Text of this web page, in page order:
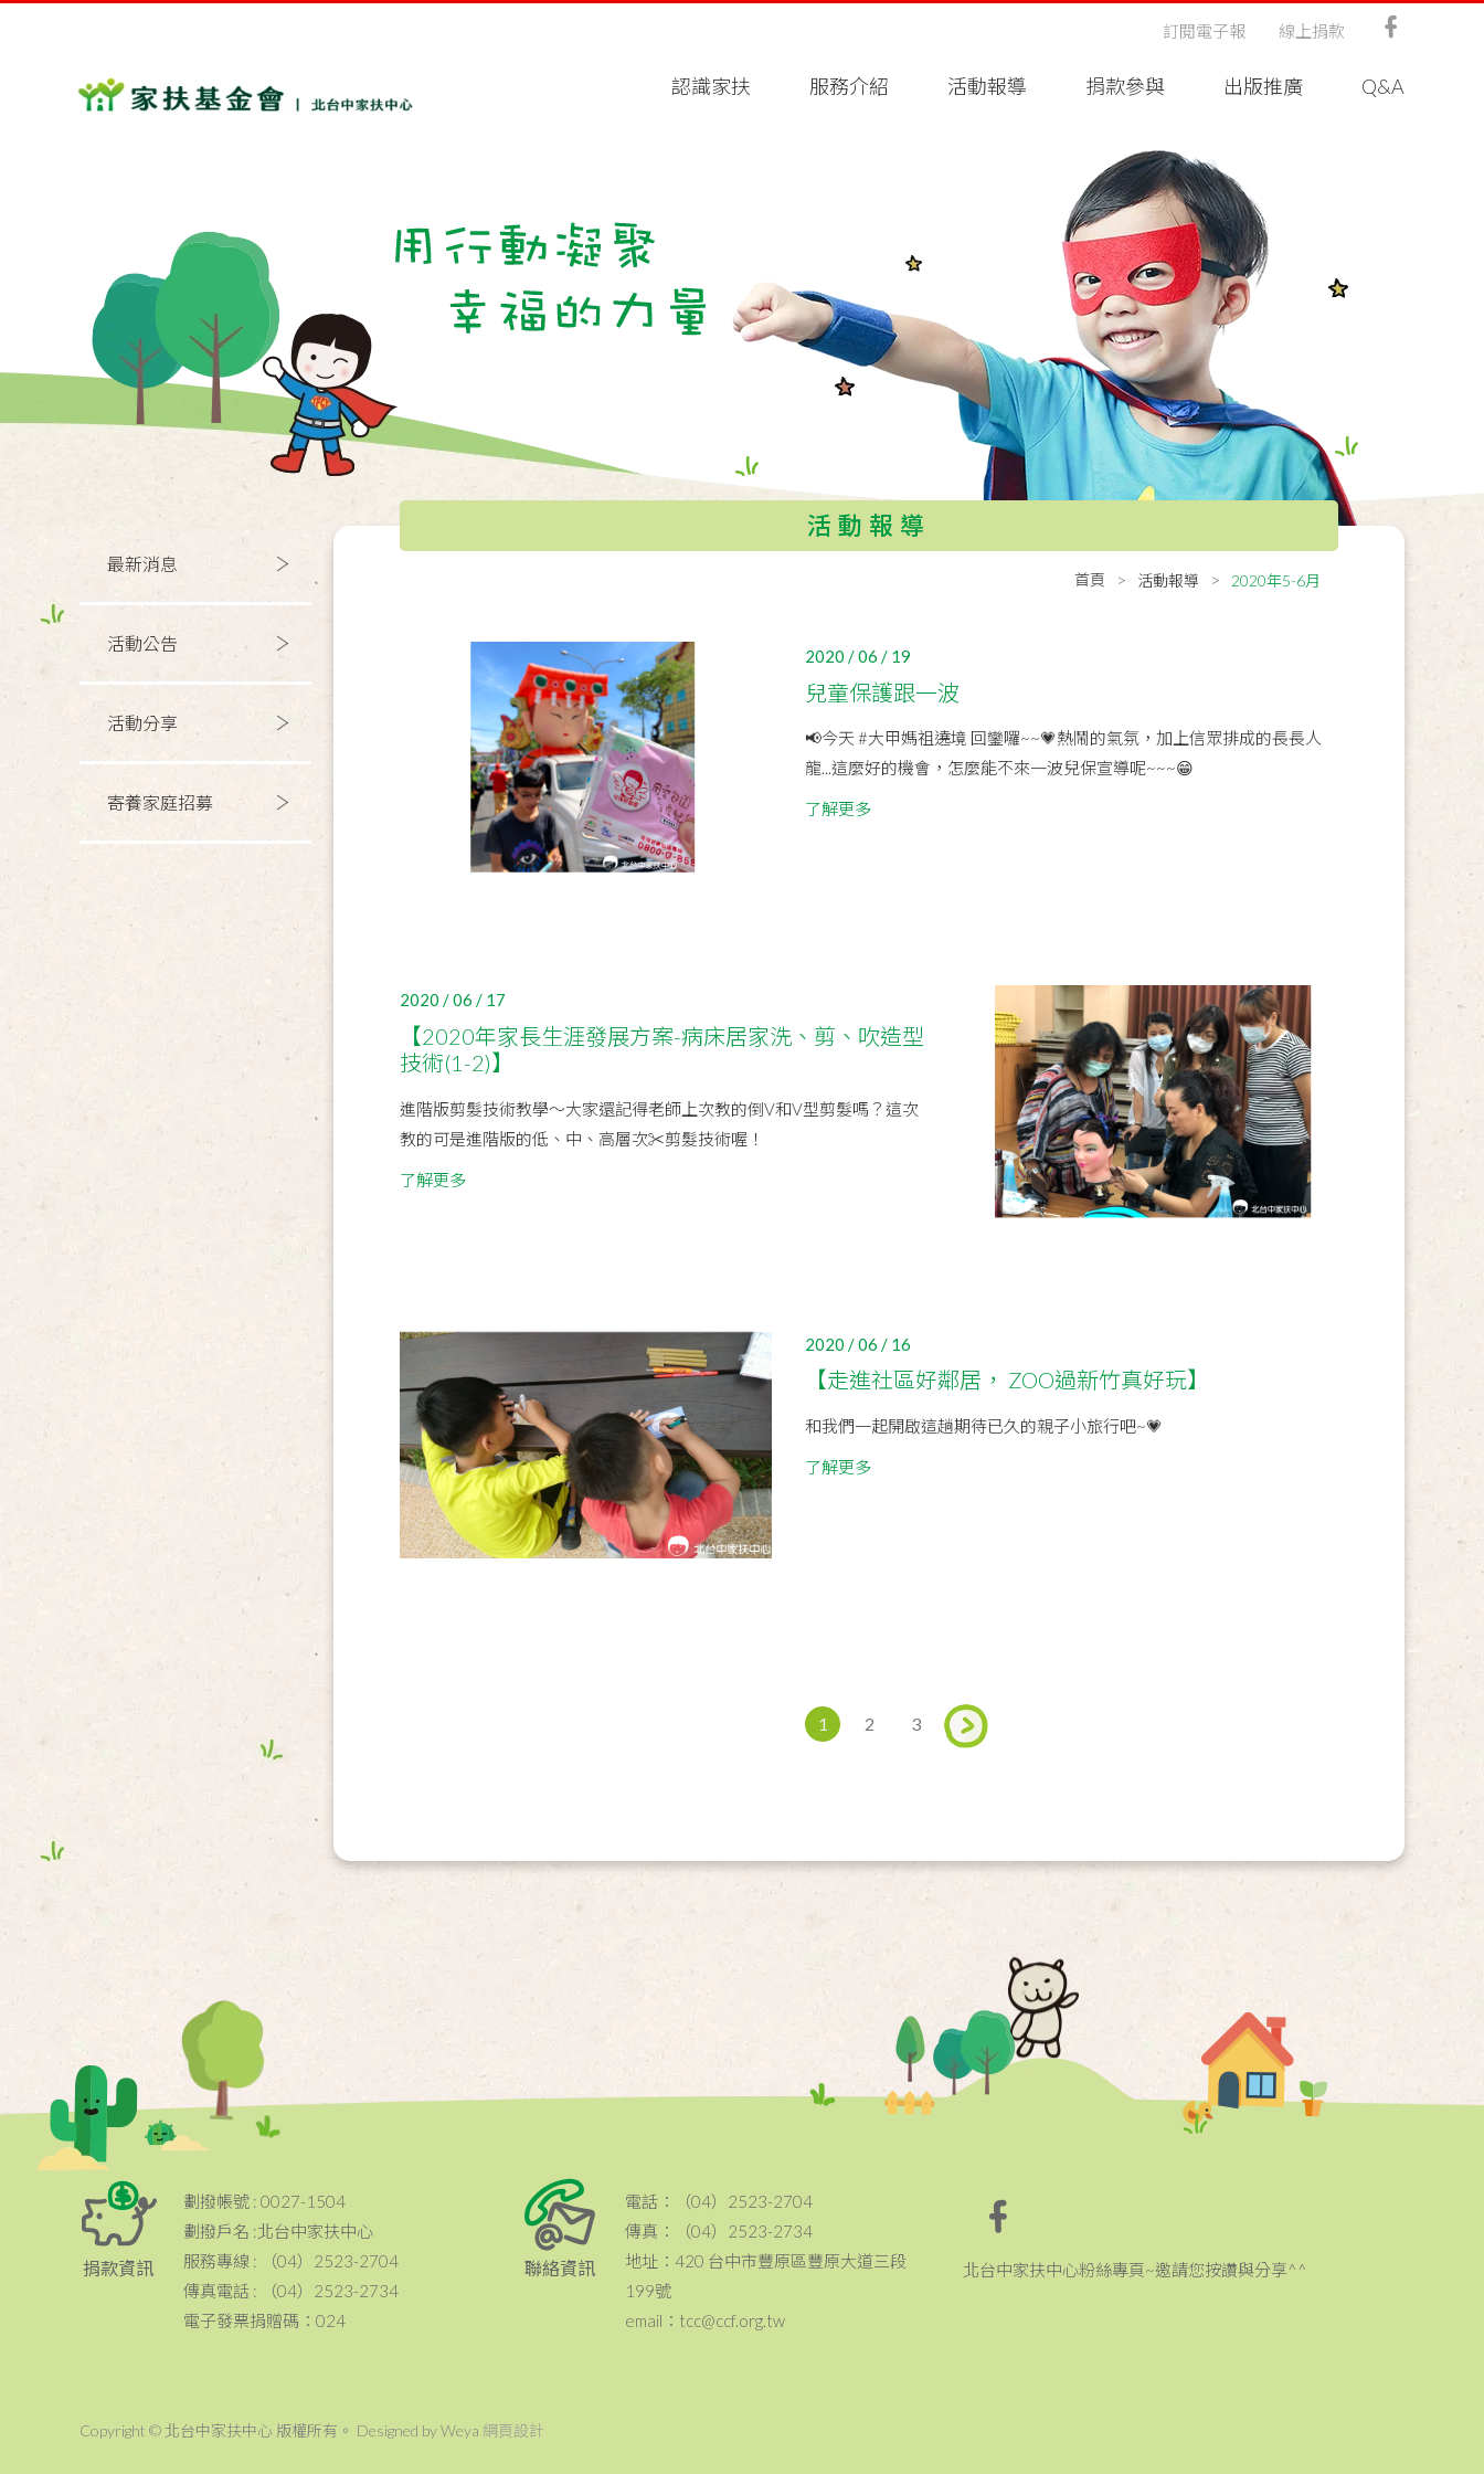
認識家扶 服務介紹 活動報導 捐款參與 出版推廣 Q&A
訂閱電子報 線上捐款
最新消息
活動公告
活動分享
寄養家庭招募
活動報導
首頁 活動報導 2020年5-6月
2020 / 06 / 19
兒童保護跟一波
📢今天 #大甲媽祖遶境 回鑾囉~~💗熱鬧的氣氛，加上信眾排成的長長人
龍...這麼好的機會，怎麼能不來一波兒保宣導呢~~~😁
了解更多
2020 / 06 / 17
【2020年家長生涯發展方案-病床居家洗、剪、吹造型
技術(1-2)】
進階版剪髮技術教學～大家還記得老師上次教的倒V和V型剪髮嗎？這次
教的可是進階版的低、中、高層次✂剪髮技術喔！
了解更多
2020 / 06 / 16
【走進社區好鄰居， ZOO過新竹真好玩】
和我們一起開啟這趟期待已久的親子小旅行吧~💗
了解更多
1 2 3
捐款資訊
劃撥帳號 : 0027-1504
劃撥戶名 :北台中家扶中心
服務專線 : （04）2523-2704
傳真電話 : （04）2523-2734
電子發票捐贈碼：024
聯絡資訊
電話：（04）2523-2704
傳真：（04）2523-2734
地址：420 台中市豐原區豐原大道三段
199號
email：tcc@ccf.org.tw
北台中家扶中心粉絲專頁~邀請您按讚與分享^^
Copyright © 北台中家扶中心 版權所有。 Designed by Weya 網頁設計